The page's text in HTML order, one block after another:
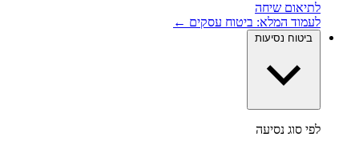
לתיאום שיחה
לעמוד המלא: ביטוח עסקים ←
ביטוח נסיעות
לפי סוג נסיעה